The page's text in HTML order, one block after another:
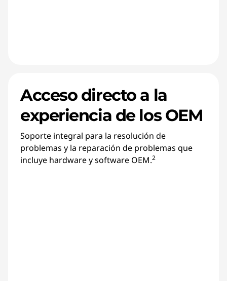
Acceso directo a la
experiencia de los OEM
Soporte integral para la resolución de
problemas y la reparación de problemas que
incluye hardware y software OEM.2